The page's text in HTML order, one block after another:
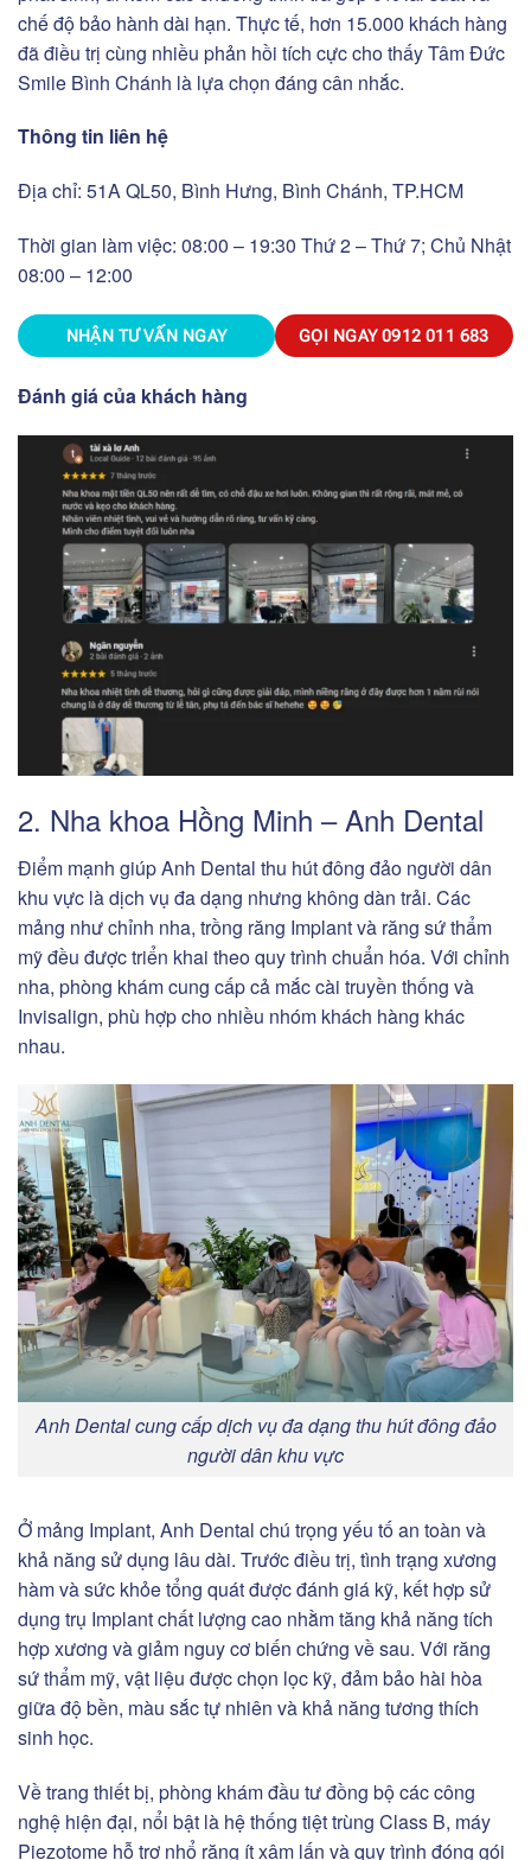
chế độ bảo hành dài hạn. Thực tế, hơn 15.000 khách hàng
đã điều trị cùng nhiều phản hồi tích cực cho thấy Tâm Đức
Smile Bình Chánh là lựa chọn đáng cân nhắc.
Thông tin liên hệ
Địa chỉ: 51A QL50, Bình Hưng, Bình Chánh, TP.HCM
Thời gian làm việc: 08:00 – 19:30 Thứ 2 – Thứ 7; Chủ Nhật
08:00 – 12:00
NHẬN TƯ VẤN NGAY GỌI NGAY0912 011 683
Đánh giá của khách hàng
2. Nha khoa Hồng Minh – Anh Dental
Điểm mạnh giúp Anh Dental thu hút đông đảo người dân
khu vực là dịch vụ đa dạng nhưng không dàn trải. Các
mảng như chỉnh nha, trồng răng Implant và răng sứ thẩm
mỹ đều được triển khai theo quy trình chuẩn hóa. Với chỉnh
nha, phòng khám cung cấp cả mắc cài truyền thống và
Invisalign, phù hợp cho nhiều nhóm khách hàng khác
nhau.
Anh Dental cung cấp dịch vụ đa dạng thu hút đông đảo
người dân khu vực
Ở mảng Implant, Anh Dental chú trọng yếu tố an toàn và
khả năng sử dụng lâu dài. Trước điều trị, tình trạng xương
hàm và sức khỏe tổng quát được đánh giá kỹ, kết hợp sử
dụng trụ Implant chất lượng cao nhằm tăng khả năng tích
hợp xương và giảm nguy cơ biến chứng về sau. Với răng
sứ thẩm mỹ, vật liệu được chọn lọc kỹ, đảm bảo hài hòa
giữa độ bền, màu sắc tự nhiên và khả năng tương thích
sinh học.
Về trang thiết bị, phòng khám đầu tư đồng bộ các công
nghệ hiện đại, nổi bật là hệ thống tiệt trùng Class B, máy
Piezotome hỗ trợ nhổ răng ít xâm lấn và quy trình đóng gói